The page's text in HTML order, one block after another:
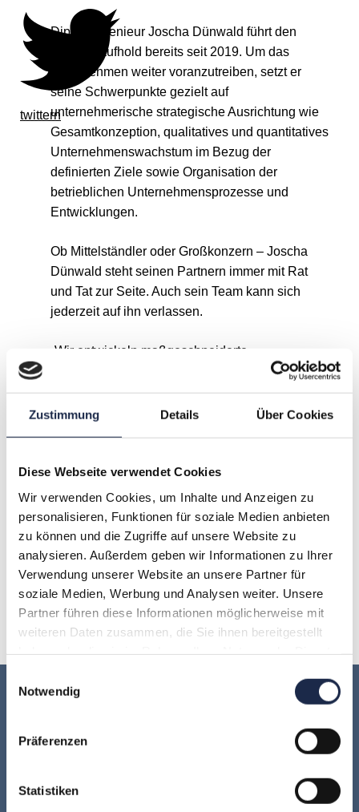
Zustimmung Details Über Cookies
Diese Webseite verwendet Cookies
Wir verwenden Cookies, um Inhalte und Anzeigen zu
personalisieren, Funktionen für soziale Medien anbieten
zu können und die Zugriffe auf unsere Website zu
analysieren. Außerdem geben wir Informationen zu Ihrer
Verwendung unserer Website an unsere Partner für
soziale Medien, Werbung und Analysen weiter. Unsere
Partner führen diese Informationen möglicherweise mit
weiteren Daten zusammen, die Sie ihnen bereitgestellt
Notwendig
Präferenzen
Statistiken
twittern
Diplomingenieur Joscha Dünwald führt den
Verlag Kaufhold bereits seit 2019. Um das
Unternehmen weiter voranzutreiben, setzt er
seine Schwerpunkte gezielt auf
unternehmerische strategische Ausrichtung wie
Gesamtkonzeption, qualitatives und quantitatives
Unternehmenswachstum im Bezug der
definierten Ziele sowie Organisation der
betrieblichen Unternehmensprozesse und
Entwicklungen.
Ob Mittelständler oder Großkonzern – Joscha
Dünwald steht seinen Partnern immer mit Rat
und Tat zur Seite. Auch sein Team kann sich
jederzeit auf ihn verlassen.
„Wir entwickeln maßgeschneiderte
Kommunikationsstrategien für langfristige
Partnerschaften, die klassische wie moderne
Veröffentlichungen über alle Vertriebsstrukturen
A B C D E F G
H I J K L M N
O P Q R S T U
Keine Veranstaltung mehr verpassen:
Jetzt für den
MVFP Akademie